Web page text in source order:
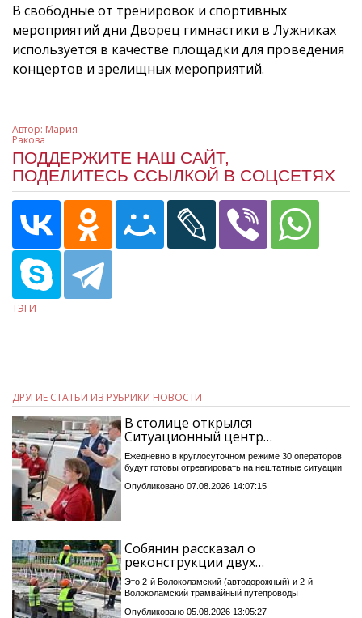
В свободные от тренировок и спортивных
мероприятий дни Дворец гимнастики в Лужниках
используется в качестве площадки для проведения
концертов и зрелищных мероприятий.
Автор: Мария
Ракова
ПОДДЕРЖИТЕ НАШ САЙТ,
ПОДЕЛИТЕСЬ ССЫЛКОЙ В СОЦСЕТЯХ
ТЭГИ
ДРУГИЕ СТАТЬИ ИЗ РУБРИКИ НОВОСТИ
В столице открылся
Ситуационный центр…
Ежедневно в круглосуточном режиме 30 операторов
будут готовы отреагировать на нештатные ситуации
Опубликовано 07.08.2026 14:07:15
Собянин рассказал о
реконструкции двух…
Это 2-й Волоколамский (автодорожный) и 2-й
Волоколамский трамвайный путепроводы
Опубликовано 05.08.2026 13:05:27